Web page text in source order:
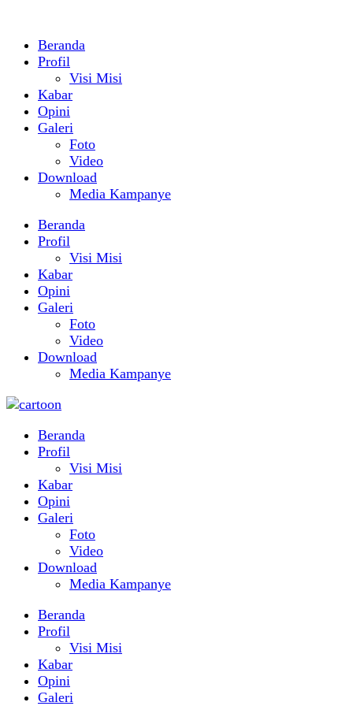
Beranda
Profil
Visi Misi
Kabar
Opini
Galeri
Foto
Video
Download
Media Kampanye
Beranda
Profil
Visi Misi
Kabar
Opini
Galeri
Foto
Video
Download
Media Kampanye
Beranda
Profil
Visi Misi
Kabar
Opini
Galeri
Foto
Video
Download
Media Kampanye
Beranda
Profil
Visi Misi
Kabar
Opini
Galeri